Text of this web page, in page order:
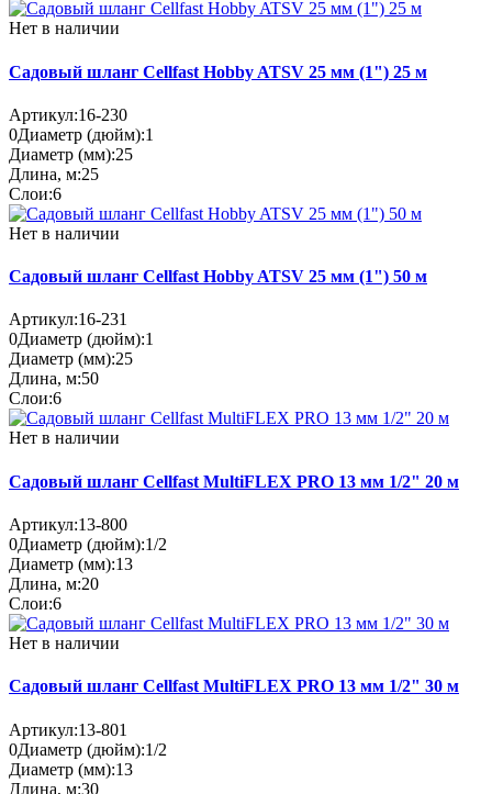
Нет в наличии
Садовый шланг Cellfast Hobby ATSV 25 мм (1") 25 м
Артикул:16-230
0Диаметр (дюйм):1
Диаметр (мм):25
Длина, м:25
Слои:6
Нет в наличии
Садовый шланг Cellfast Hobby ATSV 25 мм (1") 50 м
Артикул:16-231
0Диаметр (дюйм):1
Диаметр (мм):25
Длина, м:50
Слои:6
Нет в наличии
Садовый шланг Cellfast MultiFLEX PRO 13 мм 1/2" 20 м
Артикул:13-800
0Диаметр (дюйм):1/2
Диаметр (мм):13
Длина, м:20
Слои:6
Нет в наличии
Садовый шланг Cellfast MultiFLEX PRO 13 мм 1/2" 30 м
Артикул:13-801
0Диаметр (дюйм):1/2
Диаметр (мм):13
Длина, м:30